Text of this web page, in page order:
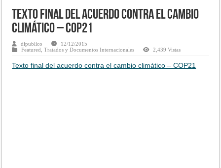
Texto final del acuerdo contra el cambio
climático – COP21
dipublico
12/12/2015
Featured,Tratados y Documentos Internacionales 2,439 Vistas
Texto final del acuerdo contra el cambio climático – COP21